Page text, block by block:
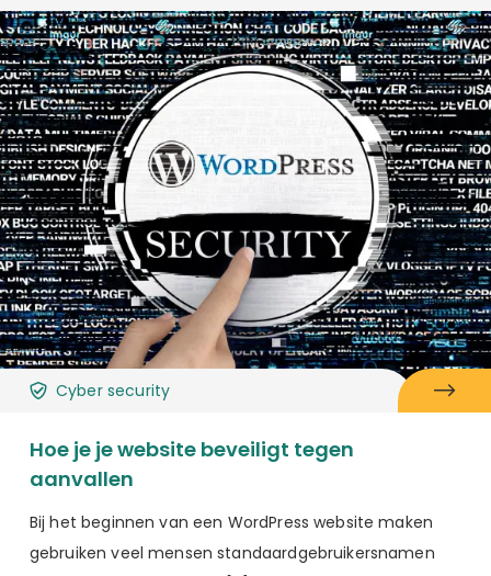
Cyber security
Hoe je je website beveiligt tegen
aanvallen
Bij het beginnen van een WordPress website maken
gebruiken veel mensen standaardgebruikersnamen